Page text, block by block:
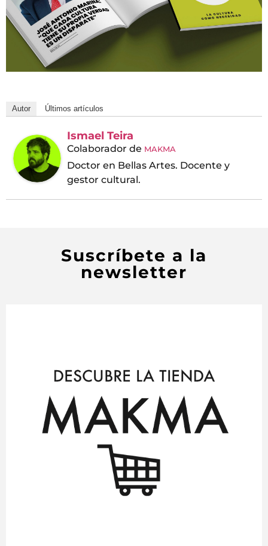
Autor Últimos artículos
Ismael Teira
Colaborador de MAKMA
Doctor en Bellas Artes. Docente y
gestor cultural.
Suscríbete a la
newsletter